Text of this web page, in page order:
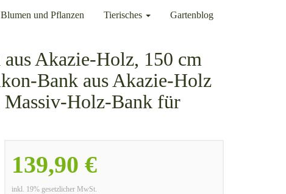
Blumen und Pflanzen Tierisches Gartenblog
Akazie-Holz, 150 cm
Bank aus Akazie-Holz
Massiv-Holz-Bank für
139,90 €
inkl. 19% gesetzlicher MwSt.